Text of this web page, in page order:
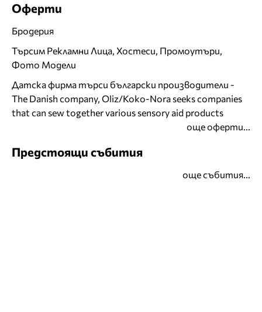
Оферти
Бродерия
Търсим Рекламни Лица, Хостеси, Промоутъри,
Фото Модели
Датска фирма търси български производители -
The Danish company, Oliz/Koko-Nora seeks companies
that can sew together various sensory aid products
още оферти...
Предстоящи събития
още събития...